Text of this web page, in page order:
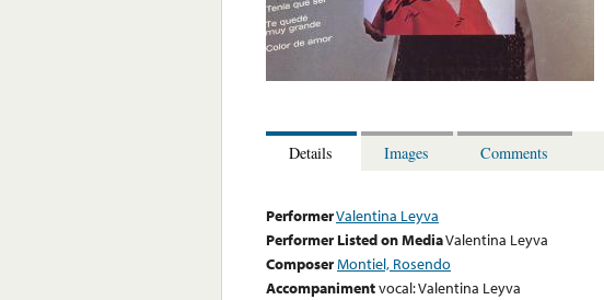
Details Images Comments
PerformerValentina Leyva
Performer Listed on MediaValentina Leyva
ComposerMontiel, Rosendo
Accompanimentvocal: Valentina Leyva